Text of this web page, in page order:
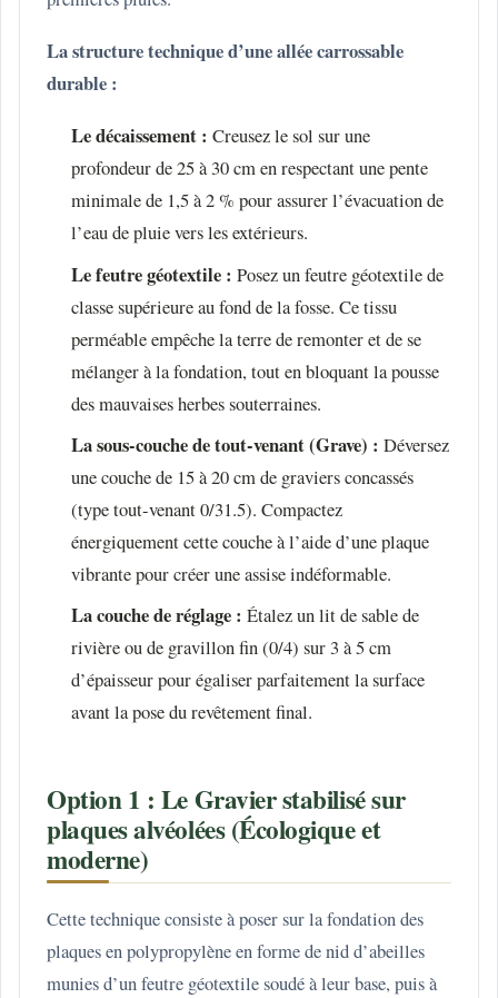
La structure technique d’une allée carrossable
durable :
Le décaissement : Creusez le sol sur une
profondeur de 25 à 30 cm en respectant une pente
minimale de 1,5 à 2 % pour assurer l’évacuation de
l’eau de pluie vers les extérieurs.
Le feutre géotextile : Posez un feutre géotextile de
classe supérieure au fond de la fosse. Ce tissu
perméable empêche la terre de remonter et de se
mélanger à la fondation, tout en bloquant la pousse
des mauvaises herbes souterraines.
La sous-couche de tout-venant (Grave) : Déversez
une couche de 15 à 20 cm de graviers concassés
(type tout-venant 0/31.5). Compactez
énergiquement cette couche à l’aide d’une plaque
vibrante pour créer une assise indéformable.
La couche de réglage : Étalez un lit de sable de
rivière ou de gravillon fin (0/4) sur 3 à 5 cm
d’épaisseur pour égaliser parfaitement la surface
avant la pose du revêtement final.
Option 1 : Le Gravier stabilisé sur
plaques alvéolées (Écologique et
moderne)
Cette technique consiste à poser sur la fondation des
plaques en polypropylène en forme de nid d’abeilles
munies d’un feutre géotextile soudé à leur base, puis à